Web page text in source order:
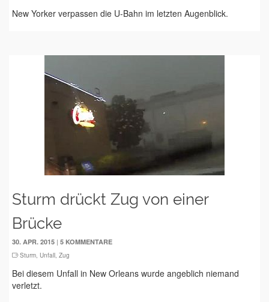
New Yorker verpassen die U-Bahn im letzten Augenblick.
Sturm drückt Zug von einer
Brücke
30. APR. 2015 | 5 KOMMENTARE
Sturm, Unfall, Zug
Bei diesem Unfall in New Orleans wurde angeblich niemand
verletzt.